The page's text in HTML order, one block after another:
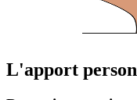
L'apport